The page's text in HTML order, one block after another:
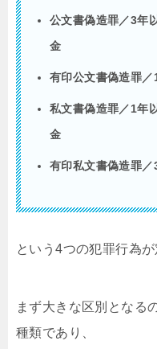
公文書偽造罪／3年
金
有印公文書偽造罪
私文書偽造罪／1年
金
有印私文書偽造罪
という4つの犯罪行為が
まず大きな区別となる
種類であり、